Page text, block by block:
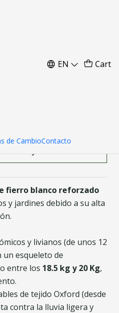
EN Cart
de CambioContacto
fierro blanco reforzado
y jardines debido a su alta
y livianos (de unos 12
un esqueleto de
entre los 18.5 kg y 20 Kg,
de tejido Oxford (desde
contra la lluvia ligera y